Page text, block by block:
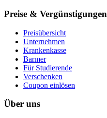
Preise & Vergünstigungen
Preisübersicht
Unternehmen
Krankenkasse
Barmer
Für Studierende
Ver­schen­ken
Coupon einlösen
Über uns